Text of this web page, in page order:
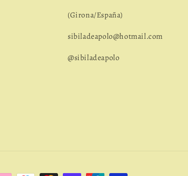
(Girona/España)
sibiladeapolo@hotmail.com
@sibiladeapolo